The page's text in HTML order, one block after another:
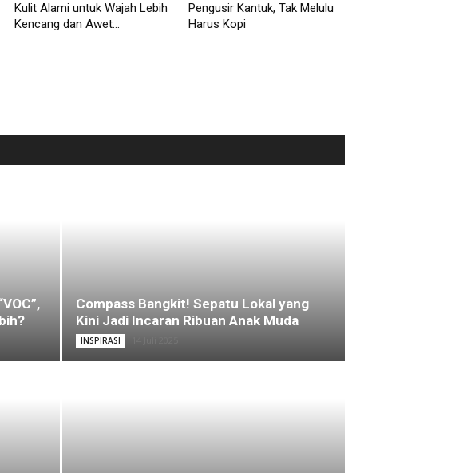
Kulit Alami untuk Wajah Lebih
Kencang dan Awet...
Pengusir Kantuk, Tak Melulu
Harus Kopi
Compass Bangkit! Sepatu Lokal yang
Kini Jadi Incaran Ribuan Anak Muda
INSPIRASI